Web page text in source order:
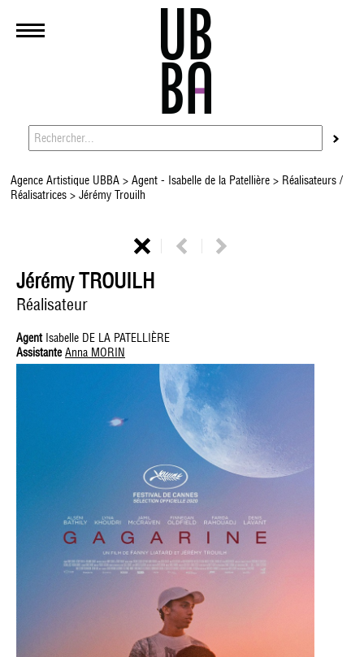
Agence Artistique UBBA>Agent - Isabelle de la Patellière > Réalisateurs /
Réalisatrices> Jérémy Trouilh
Jérémy TROUILH
Réalisateur
Agent Isabelle DE LA PATELLIÈRE
Assistante Anna MORIN